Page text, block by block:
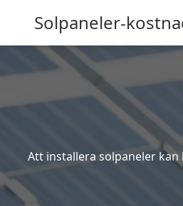
Solpaneler-
Att installera solpaneler